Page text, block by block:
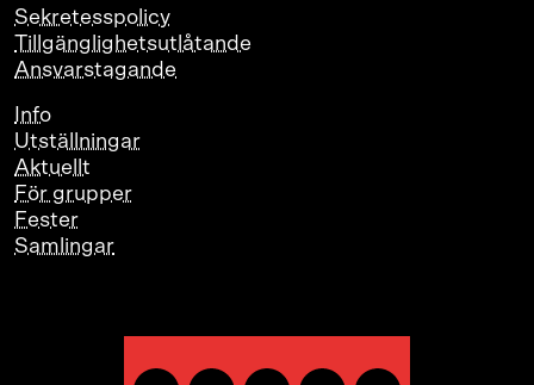
Sekretesspolicy
Tillgänglighetsutlåtande
Ansvarstagande
Info
Utställningar
Aktuellt
För grupper
Fester
Samlingar